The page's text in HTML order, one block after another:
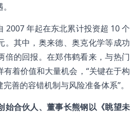
2007 年起在东北累计投资超 10 个
。其中，奥来德、奥克化学等成功
倍的回报。在郑伟鹤看来，与热门
着价值和大量机会，“关键在于构
善的容错机制与风险准备体系”。
始合伙人、董事长熊钢以《眺望未